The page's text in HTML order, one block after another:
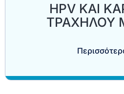
HPV ΚΑΙ
ΤΡΑΧΗΛΟΥ